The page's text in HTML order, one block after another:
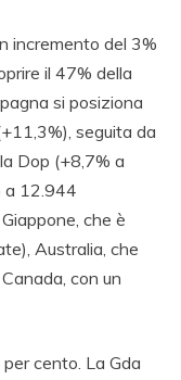
incremento del 3%
il 47% della
si posiziona
seguita da
Dop (+8,7% a
a 12.944
che è
Australia, che
con un
cento. La Gda